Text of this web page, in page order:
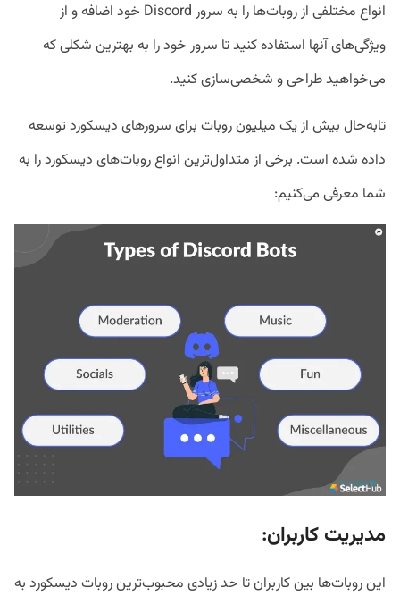
انواع مختلفی از روبات‌ها را به سرور Discord خود اضافه و از
ویژگی‌های آنها استفاده کنید تا سرور خود را به بهترین شکلی که
می‌خواهید طراحی و شخصی‌سازی کنید.
تابه‌حال بیش از یک میلیون روبات برای سرورهای دیسکورد توسعه
داده شده است. برخی از متداول‌ترین انواع روبات‌های دیسکورد را به
شما معرفی می‌کنیم:
مدیریت کاربران:
این روبات‌ها بین کاربران تا حد زیادی محبوب‌ترین روبات دیسکورد به